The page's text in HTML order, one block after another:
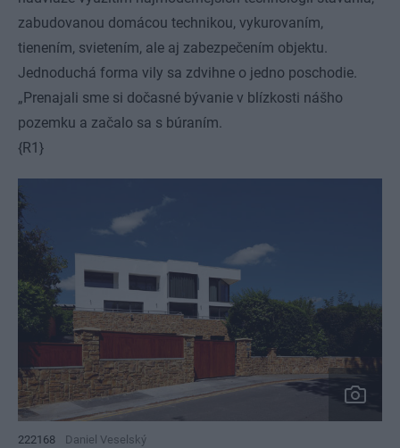
zabudovanou domácou technikou, vykurovaním,
tienením, svietením, ale aj zabezpečením objektu.
Jednoduchá forma vily sa zdvihne o jedno poschodie.
„Prenajali sme si dočasné bývanie v blízkosti nášho
pozemku a začalo sa s búraním.
{R1}
222168 Daniel Veselský